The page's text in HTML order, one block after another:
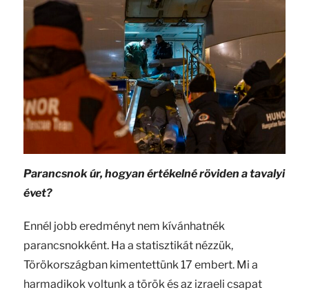
Parancsnok úr, hogyan értékelné röviden a tavalyi
évet?
Ennél jobb eredményt nem kívánhatnék
parancsnokként. Ha a statisztikát nézzük,
Törökországban kimentettünk 17 embert. Mi a
harmadikok voltunk a török és az izraeli csapat